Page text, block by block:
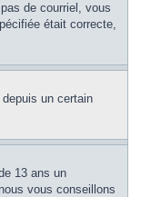
de courriel, vous
était correcte,
un certain
13 ans un
vous conseillons